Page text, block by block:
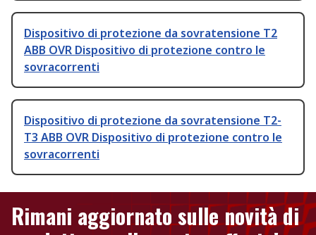
Dispositivo di protezione da sovratensione T2
ABB OVR Dispositivo di protezione contro le
sovracorrenti
Dispositivo di protezione da sovratensione T2-
T3 ABB OVR Dispositivo di protezione contro le
sovracorrenti
Rimani aggiornato sulle novità di